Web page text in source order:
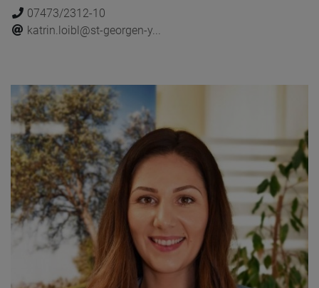
07473/2312-10
katrin.loibl@st-georgen-y...